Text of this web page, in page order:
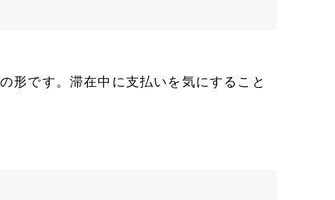
形です。滞在中に支払いを気にすること